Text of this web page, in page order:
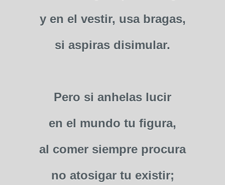
y en el vestir, usa bragas,
si aspiras disimular.
Pero si anhelas lucir
en el mundo tu figura,
al comer siempre procura
no atosigar tu existir;